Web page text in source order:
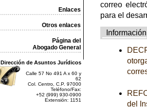
Enlaces
Otros enlaces
Página del
Abogado General
Dirección de Asuntos Jurídicos
Calle 57 No 491 A x 60 y
62
Col. Centro, C.P. 97000
Teléfono/Fax:
+52 (999) 930-0900
Extensión: 1151
correo
para el
Información
del